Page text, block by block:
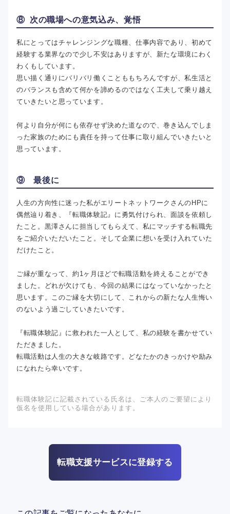
⑧ 次の職場への意気込み、覚悟
私にとってはチャレンジングな職種、仕事内容であり、初めて
経験する業界なので少し不安はありますが、新たな環境にわく
わくもしています。
思い描く通りにバリバリ働くことももちろんですが、私生活と
のバランスも含めて何かを諦めるのではなく工夫して乗り越え
ていきたいと思っています。
何より自分が何にも依存せず決めた道なので、巻き込んでしま
った家族のためにも責任を持って仕事に取り組んでいきたいと
思っています。
⑨ 最後に
人生の方向性に迷った私がエリートネットワークさんのHPに
偶然辿り着き、『転職体験記』に勇気付けられ、面談を依頼し
たこと。黒澤さんに担当してもらえて、私にマッチする転職先
をご紹介いただいたこと。そして企業に想いを受け入れていた
だけたこと。
ご縁が重なって、約1ヶ月ほどで転職活動を終えることができ
ました。どれが欠けても、今回の結果にはなっていなかったと
思います。このご縁を大切にして、これからの新たな人生悔い
のないよう過ごしていきたいです。
『転職体験記』に救われた一人として、私の経験を書かせてい
ただきました。
転職活動は人生の大きな岐路です。どなたかのきっかけや励み
になれたら幸いです。
転職体験記に記載されている氏名は、ご本人のご要望により
仮名を使用している場合があります。
転職支援サービスに登録する